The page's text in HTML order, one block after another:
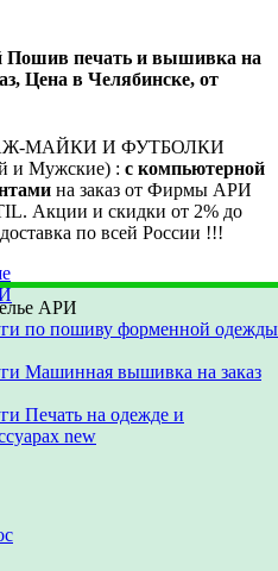
Пошив печать и вышивка на
Цена в Челябинске, от
МАЙКИ И ФУТБОЛКИ
и Мужские) : с компьютерной
на заказ от Фирмы АРИ
Акции и скидки от 2% до
по всей России !!!
АРИ
по пошиву форменной одежды
Машинная вышивка на заказ
Печать на одежде и
new